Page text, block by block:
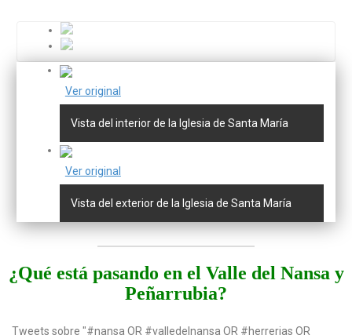
Ver original
Vista del interior de la Iglesia de Santa María
Ver original
Vista del exterior de la Iglesia de Santa María
¿Qué está pasando en el Valle del Nansa y
Peñarrubia?
Tweets sobre "#nansa OR #valledelnansa OR #herrerias OR